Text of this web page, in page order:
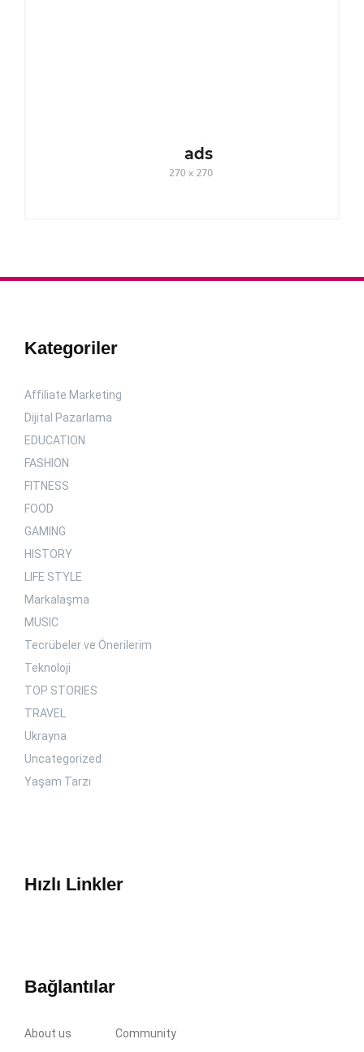
Kategoriler
Affiliate Marketing
Dijital Pazarlama
EDUCATION
FASHION
FITNESS
FOOD
GAMING
HISTORY
LIFE STYLE
Markalaşma
MUSIC
Tecrübeler ve Önerilerim
Teknoloji
TOP STORIES
TRAVEL
Ukrayna
Uncategorized
Yaşam Tarzı
Hızlı Linkler
Bağlantılar
About us Community